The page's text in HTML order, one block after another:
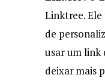
Linktree.
de
usar um link
deixar mais